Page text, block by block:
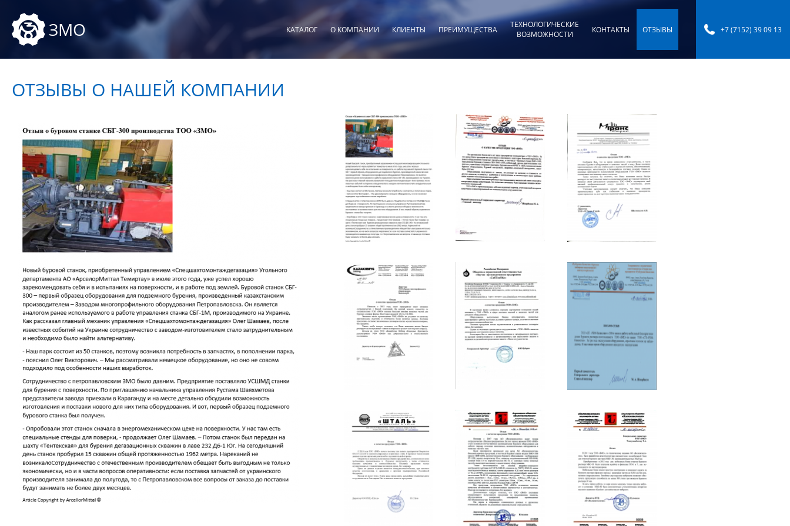
ЗМО КАТАЛОГ О КОМПАНИИ КЛИЕНТЫ ПРЕИМУЩЕСТВА
ТЕХНОЛОГИЧЕСКИЕ
ВОЗМОЖНОСТИ
КОНТАКТЫ ОТЗЫВЫ +7 (7152) 39 09 13
ОТЗЫВЫ О НАШЕЙ КОМПАНИИ